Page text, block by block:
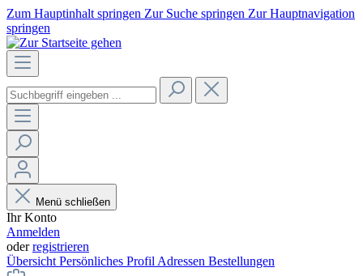
Zum Hauptinhalt springen Zur Suche springen Zur Hauptnavigation
springen
Menü schließen
Ihr Konto
Anmelden
oderregistrieren
Übersicht Persönliches Profil Adressen Bestellungen